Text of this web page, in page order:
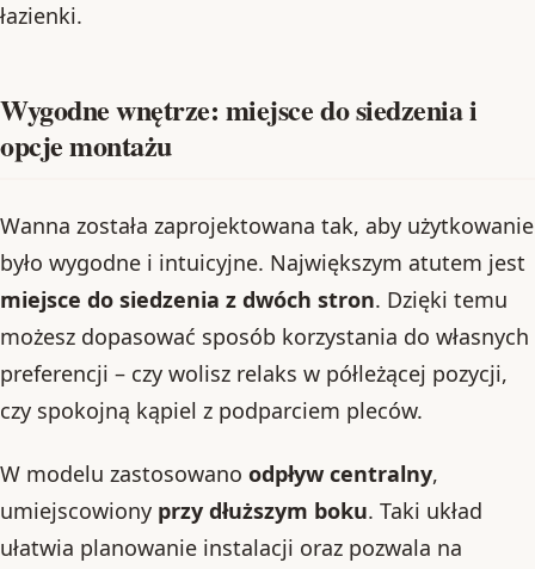
łazienki.
Wygodne wnętrze: miejsce do siedzenia i
opcje montażu
Wanna została zaprojektowana tak, aby użytkowanie
było wygodne i intuicyjne. Największym atutem jest
miejsce do siedzenia z dwóch stron. Dzięki temu
możesz dopasować sposób korzystania do własnych
preferencji – czy wolisz relaks w półleżącej pozycji,
czy spokojną kąpiel z podparciem pleców.
W modelu zastosowano odpływ centralny,
umiejscowiony przy dłuższym boku. Taki układ
ułatwia planowanie instalacji oraz pozwala na